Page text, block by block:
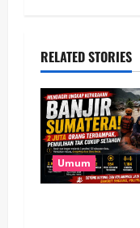
v
i
g
a
t
RELATED STORIES
Umum